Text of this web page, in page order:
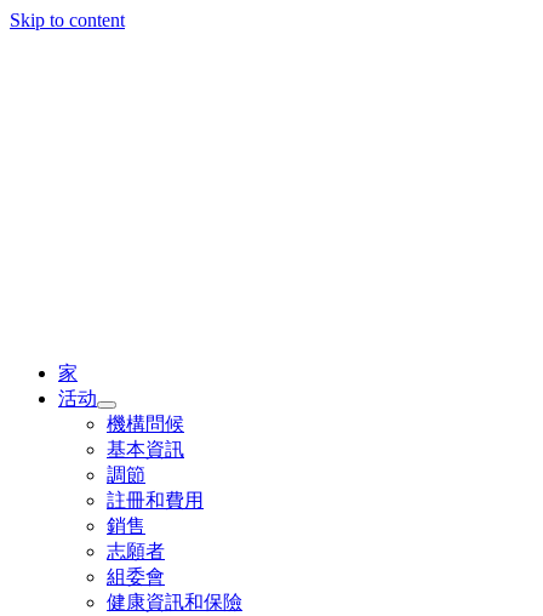
Skip to content
家
活动
機構問候
基本資訊
調節
註冊和費用
銷售
志願者
組委會
健康資訊和保險